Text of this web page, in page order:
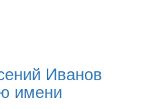
Иванов
имени